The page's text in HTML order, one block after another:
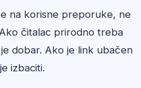
na korisne preporuke, ne
čitalac prirodno treba
dobar. Ako je link ubačen
izbaciti.